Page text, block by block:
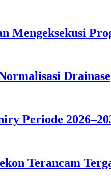
Mengeksekusi
Drainase
Periode
Terancam